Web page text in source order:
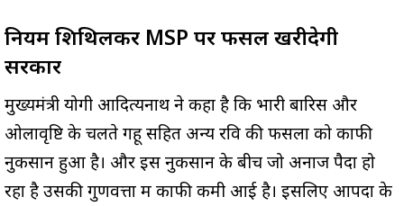
नियम शिथिलकर MSP पर फसल खरीदेगी
सरकार
मुख्यमंत्री योगी आदित्यनाथ ने कहा है कि भारी बारिस और
ओलावृष्टि के चलते गेंहू सहित अन्य रवि की फसलों को काफी
नुकसान हुआ है। और इस नुकसान के बीच जो अनाज पैदा हो
रहा है उसकी गुणवत्ता में काफी कमी आई है। इसलिए आपदा के